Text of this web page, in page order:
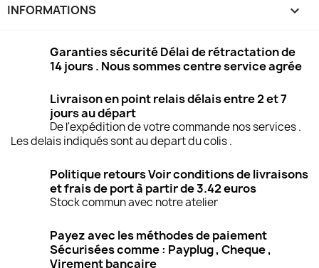
INFORMATIONS keyboard_arrow_down
Garanties sécurité Délai de rétractation de
14 jours . Nous sommes centre service agrée
Livraison en point relais délais entre 2 et 7
jours au départ
De l'expédition de votre commande nos services .
Les delais indiqués sont au depart du colis .
Politique retours Voir conditions de livraisons
et frais de port à partir de 3.42 euros
Stock commun avec notre atelier
Payez avec les méthodes de paiement
Sécurisées comme : Payplug , Cheque ,
Virement bancaire